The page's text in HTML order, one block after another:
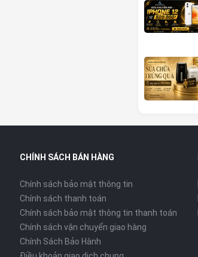
CHÍNH SÁCH BÁN HÀNG
Chính sách bảo mật thông tin
Chính sách thanh toán
Chính sách bảo mật thông tin thanh toán
Chính sách vận chuyển giao hàng
Chính Sách Bảo Hành